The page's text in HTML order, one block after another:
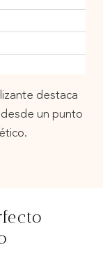
destaca
un punto